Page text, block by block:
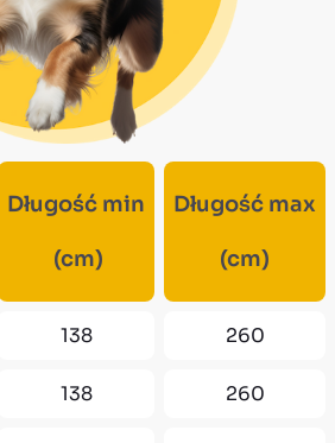
Długość min
(cm)
Długość max
(cm)
138 260
138 260